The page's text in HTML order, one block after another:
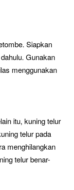
Siapkan
Gunakan
menggunakan
itu, kuning telur
telur pada
menghilangkan
telur benar-